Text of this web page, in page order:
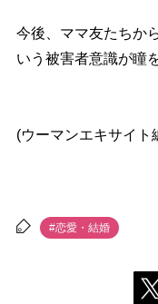
今後、ママ友たちか
いう被害者意識が瞳
(ウーマンエキサイト
#恋愛・結婚